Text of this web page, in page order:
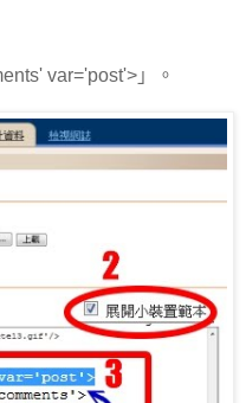
var='post'>」。